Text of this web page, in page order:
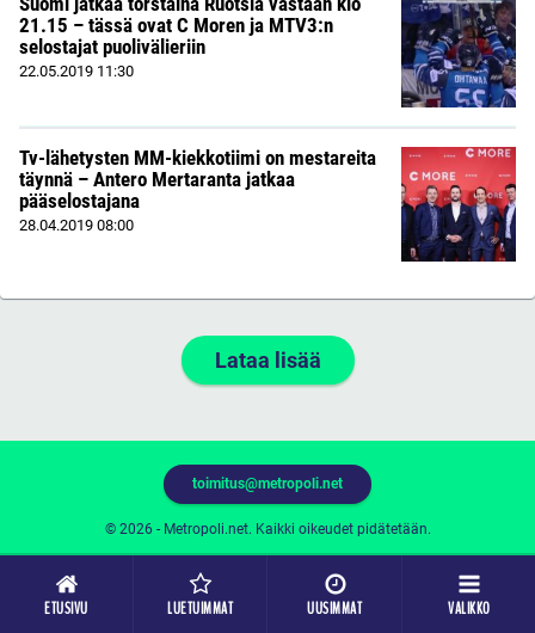
ETUSIVU LUETUIMMAT UUSIMMAT VALIKKO
21.15 – tässä ovat C Moren ja MTV3:n
selostajat puolivälieriin
22.05.2019 11:30
Tv-lähetysten MM-kiekkotiimi on mestareita
täynnä – Antero Mertaranta jatkaa
pääselostajana
28.04.2019 08:00
Lataa lisää
© 2026 - Metropoli.net. Kaikki oikeudet pidätetään.
toimitus@metropoli.net